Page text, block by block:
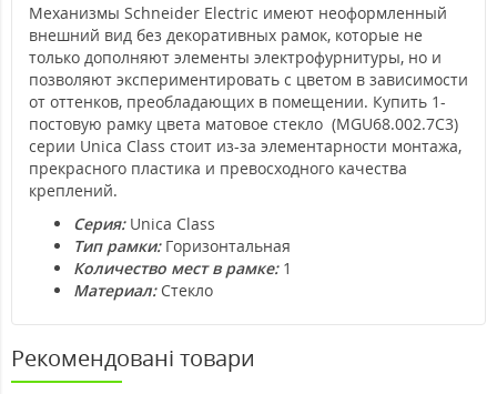
Механизмы Schneider Electric имеют неоформленный
внешний вид без декоративных рамок, которые не
только дополняют элементы электрофурнитуры, но и
позволяют экспериментировать с цветом в зависимости
от оттенков, преобладающих в помещении. Купить 1-
постовую рамку цвета матовое стекло (MGU68.002.7C3)
серии Unica Class стоит из-за элементарности монтажа,
прекрасного пластика и превосходного качества
креплений.
Серия: Unica Class
Тип рамки:Горизонтальная
Количество мест в рамке:1
Материал:Стекло
Рекомендовані товари